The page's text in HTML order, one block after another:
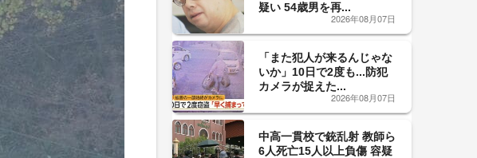
疑い 54歳男を再...
2026年08月07日
「また犯人が来るんじゃな
いか」10日で2度も...防犯
カメラが捉えた...
2026年08月07日
中高一貫校で銃乱射 教師ら
6人死亡15人以上負傷 容疑